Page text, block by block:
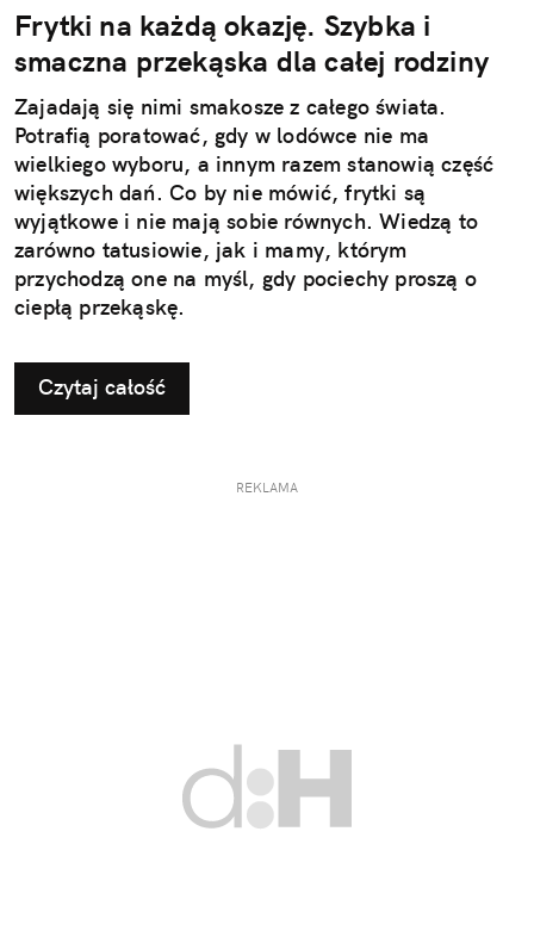
Frytki na każdą okazję. Szybka i
smaczna przekąska dla całej rodziny
Zajadają się nimi smakosze z całego świata.
Potrafią poratować, gdy w lodówce nie ma
wielkiego wyboru, a innym razem stanowią część
większych dań. Co by nie mówić, frytki są
wyjątkowe i nie mają sobie równych. Wiedzą to
zarówno tatusiowie, jak i mamy, którym
przychodzą one na myśl, gdy pociechy proszą o
ciepłą przekąskę.
Czytaj całość
REKLAMA